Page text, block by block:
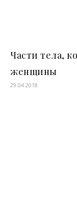
Части тела,
женщины
29.04.2018